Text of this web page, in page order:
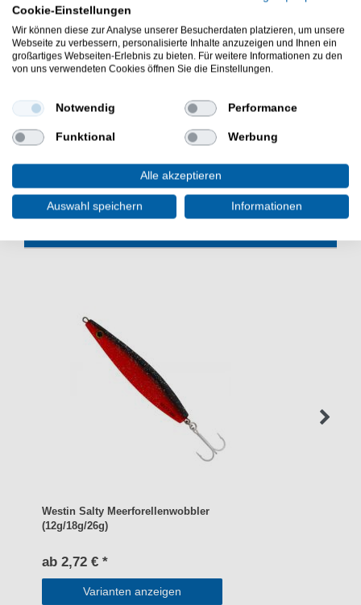
stellt sich senkrecht auf den Gewässergrund
reduziert die Hängergefahr
ermöglicht einen reibungslosen Schnurablauf
Lieferumfang: 1 Tiroler Hölzl Angelblei in
Die Behr Tiroler Hölzl Stehaufbleie sind zum Aalangeln &
Friedfischangeln auf dem Gewässergrund. Die Laufbleie
sind gut zum Deadbait Angeln auf Zander.
Westin Salty Meerforellenwobbler
(12g/18g/26g)
ab 2,72 € *
Varianten anzeigen
Cookie-Einstellungen
Wir können diese zur Analyse unserer Besucherdaten platzieren, um unsere
Webseite zu verbessern, personalisierte Inhalte anzuzeigen und Ihnen ein
großartiges Webseiten-Erlebnis zu bieten. Für weitere Informationen zu den
von uns verwendeten Cookies öffnen Sie die Einstellungen.
Notwendig Performance
Funktional Werbung
Alle akzeptieren
Auswahl speichern Informationen